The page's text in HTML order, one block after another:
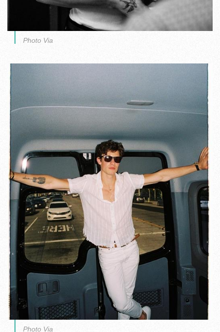
Photo Via
Photo Via